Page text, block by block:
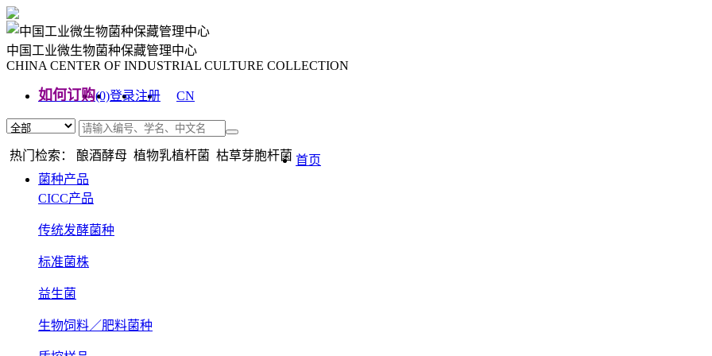
中国工业微生物菌种保藏管理中心
CHINA CENTER OF INDUSTRIAL CULTURE COLLECTION
如何订购(0)登录注册
CN
热门检索： 酿酒酵母 植物乳植杆菌 枯草芽胞杆菌 首页
菌种产品
CICC产品
传统发酵菌种
标准菌株
益生菌
生物饲料／肥料菌种